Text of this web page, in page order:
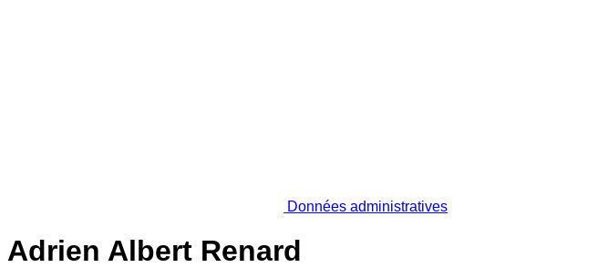
Données administratives
Adrien Albert Renard